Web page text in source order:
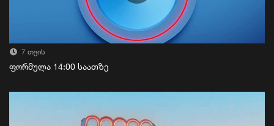
7 თვის
ფორმულა 14:00 საათზე